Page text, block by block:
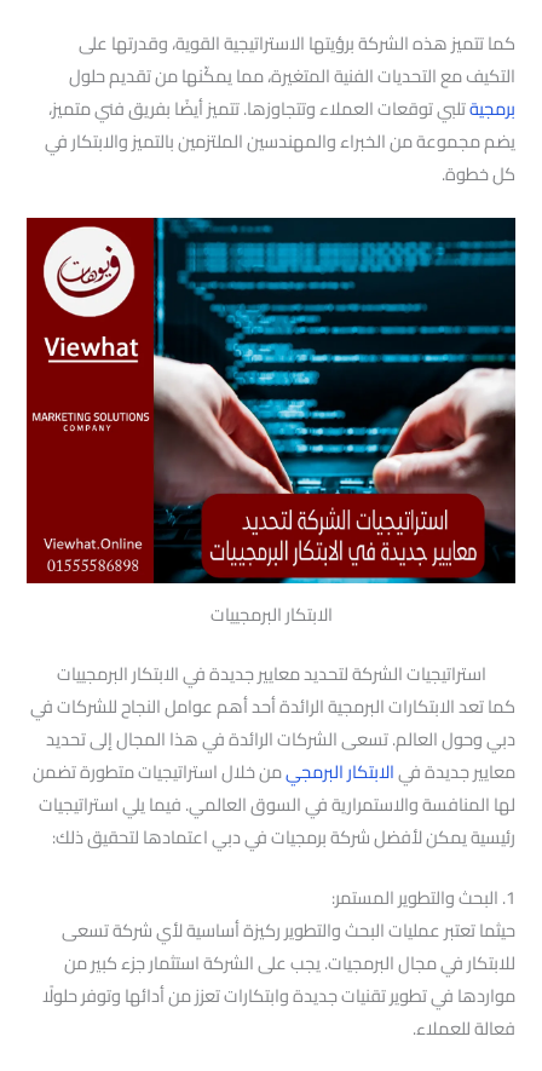
كما تتميز هذه الشركة برؤيتها الاستراتيجية القوية، وقدرتها على
التكيف مع التحديات الفنية المتغيرة، مما يمكّنها من تقديم حلول
برمجيةتلبي توقعات العملاء وتتجاوزها. تتميز أيضًا بفريق فني متميز،
يضم مجموعة من الخبراء والمهندسين الملتزمين بالتميز والابتكار في
كل خطوة.
الابتكار البرمجييات
استراتيجيات الشركة لتحديد معايير جديدة في الابتكار البرمجييات
كما تعد الابتكارات البرمجية الرائدة أحد أهم عوامل النجاح للشركات في
دبي وحول العالم. تسعى الشركات الرائدة في هذا المجال إلى تحديد
معايير جديدة فيالابتكار البرمجيمن خلال استراتيجيات متطورة تضمن
لها المنافسة والاستمرارية في السوق العالمي. فيما يلي استراتيجيات
رئيسية يمكن لأفضل شركة برمجيات في دبي اعتمادها لتحقيق ذلك:
1. البحث والتطوير المستمر:
حيثما تعتبر عمليات البحث والتطوير ركيزة أساسية لأي شركة تسعى
للابتكار في مجال البرمجيات. يجب على الشركة استثمار جزء كبير من
مواردها في تطوير تقنيات جديدة وابتكارات تعزز من أدائها وتوفر حلولًا
فعالة للعملاء.